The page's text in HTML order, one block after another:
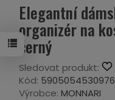
Elegantní
organizér na
černý
Sledovat produkt:
Kód: 5905054530976
Výrobce: MONNARI